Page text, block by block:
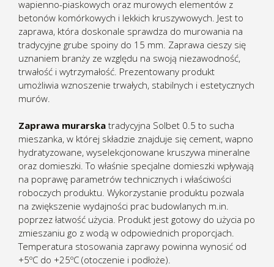
wapienno-piaskowych oraz murowych elementów z
betonów komórkowych i lekkich kruszywowych. Jest to
zaprawa, która doskonale sprawdza do murowania na
tradycyjne grube spoiny do 15 mm. Zaprawa cieszy się
uznaniem branży ze względu na swoją niezawodność,
trwałość i wytrzymałość. Prezentowany produkt
umożliwia wznoszenie trwałych, stabilnych i estetycznych
murów.
Zaprawa murarska tradycyjna Solbet 0.5 to sucha
mieszanka, w której składzie znajduje się cement, wapno
hydratyzowane, wyselekcjonowane kruszywa mineralne
oraz domieszki. To właśnie specjalne domieszki wpływają
na poprawę parametrów technicznych i właściwości
roboczych produktu. Wykorzystanie produktu pozwala
na zwiększenie wydajności prac budowlanych m.in.
poprzez łatwość użycia. Produkt jest gotowy do użycia po
zmieszaniu go z wodą w odpowiednich proporcjach.
Temperatura stosowania zaprawy powinna wynosić od
+5ºC do +25ºC (otoczenie i podłoże).